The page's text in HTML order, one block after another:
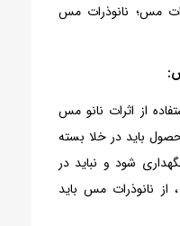
مس؛ نانوذرات مس
از اثرات نانو مس
باید در خلا بسته
شود و نباید در
نانوذرات مس باید